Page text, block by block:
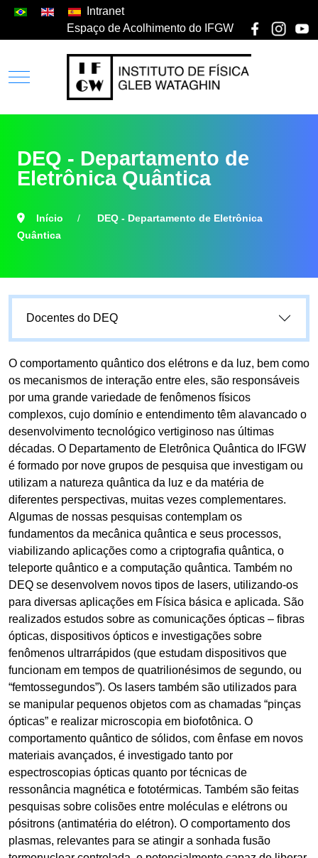
Intranet
Espaço de Acolhimento do IFGW
DEQ - Departamento de
Eletrônica Quântica
Início
DEQ - Departamento de Eletrônica
Quântica
Docentes do DEQ
O comportamento quântico dos elétrons e da luz, bem como
os mecanismos de interação entre eles, são responsáveis
por uma grande variedade de fenômenos físicos
complexos, cujo domínio e entendimento têm alavancado o
desenvolvimento tecnológico vertiginoso nas últimas
décadas. O Departamento de Eletrônica Quântica do IFGW
é formado por nove grupos de pesquisa que investigam ou
utilizam a natureza quântica da luz e da matéria de
diferentes perspectivas, muitas vezes complementares.
Algumas de nossas pesquisas contemplam os
fundamentos da mecânica quântica e seus processos,
viabilizando aplicações como a criptografia quântica, o
teleporte quântico e a computação quântica. Também no
DEQ se desenvolvem novos tipos de lasers, utilizando-os
para diversas aplicações em Física básica e aplicada. São
realizados estudos sobre as comunicações ópticas – fibras
ópticas, dispositivos ópticos e investigações sobre
fenômenos ultrarrápidos (que estudam dispositivos que
funcionam em tempos de quatrilionésimos de segundo, ou
“femtossegundos”). Os lasers também são utilizados para
se manipular pequenos objetos com as chamadas “pinças
ópticas” e realizar microscopia em biofotônica. O
comportamento quântico de sólidos, com ênfase em novos
materiais avançados, é investigado tanto por
espectroscopias ópticas quanto por técnicas de
ressonância magnética e fototérmicas. Também são feitas
pesquisas sobre colisões entre moléculas e elétrons ou
pósitrons (antimatéria do elétron). O comportamento dos
plasmas, relevantes para se atingir a sonhada fusão